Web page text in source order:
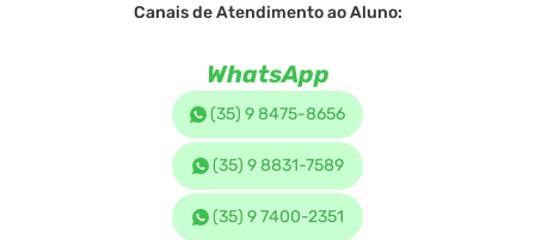
Canais de Atendimento ao Aluno:
WhatsApp
(35) 9 8475-8656
(35) 9 8831-7589
(35) 9 7400-2351